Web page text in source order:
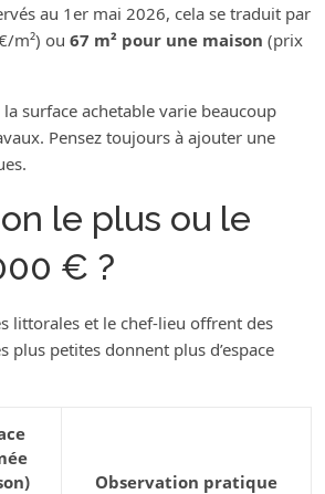
au 1er mai 2026, cela se traduit par
m²) ou 67 m² pour une maison (prix
surface achetable varie beaucoup
Pensez toujours à ajouter une
le plus ou le
€ ?
littorales et le chef-lieu offrent des
petites donnent plus d’espace
Observation pratique